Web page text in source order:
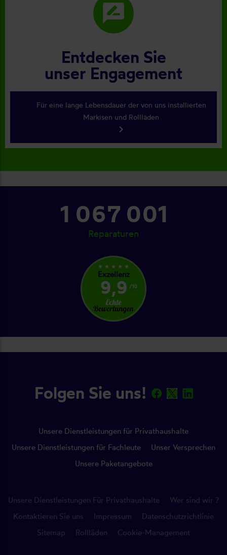
rate_review
Entdecken Sie
unser Engagement
Für eine lange Lebensdauer der von uns installierten
Markisen und Rollläden
keyboard_arrow_right
1 165 001
Reparaturen
star_rate star_rate star_rate star_rate star_rate
Exzellenz
9,9 /10
Folgen Sie uns!
Unsere Dienstleistungen für Privathaushalte
Unsere Dienstleistungen für Fachleute
Unser Versprechen
Unsere Paketangebote
Unsere Dienstleistungen Für Privathaushalte
Wer sind wir ?
Kontaktieren Sie uns
Impressum
Datenschutzrichtlinie
Sitemap
Rollläden Cookie-Management